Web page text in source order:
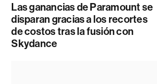
Las ganancias de Paramount se
disparan gracias a los recortes
de costos tras la fusión con
Skydance